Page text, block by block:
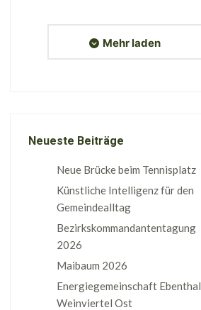
Mehr laden
Neueste Beiträge
Neue Brücke beim Tennisplatz
Künstliche Intelligenz für den
Gemeindealltag
Bezirkskommandantentagung
2026
Maibaum 2026
Energiegemeinschaft Ebenthal
Weinviertel Ost